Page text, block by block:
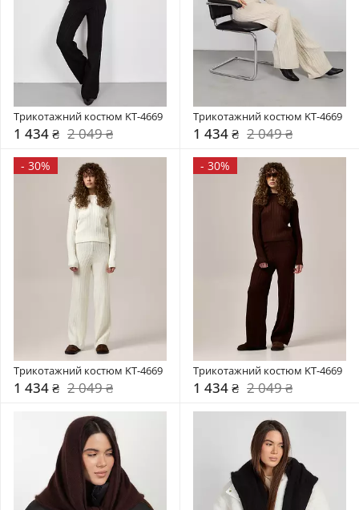
Трикотажний костюм KT-4669
1 434 ₴ 2 049 ₴
Трикотажний костюм KT-4669
1 434 ₴ 2 049 ₴
- 30%
Трикотажний костюм KT-4669
1 434 ₴ 2 049 ₴
- 30%
Трикотажний костюм KT-4669
1 434 ₴ 2 049 ₴